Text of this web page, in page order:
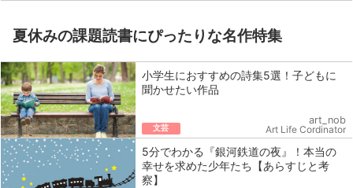
夏休みの課題読書にぴったりな名作特集
小学生におすすめの詩集5選！子どもに
聞かせたい作品
文芸
art_nob
Art Life Cordinator
5分でわかる『銀河鉄道の夜』！本当の
幸せを求めた少年たち【あらすじと考
察】